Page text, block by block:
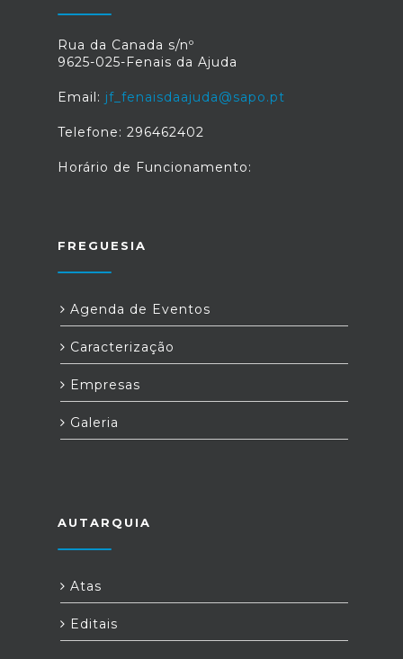
Rua da Canada s/nº
9625-025-Fenais da Ajuda
Email: jf_fenaisdaajuda@sapo.pt
Telefone: 296462402
Horário de Funcionamento:
FREGUESIA
Agenda de Eventos
Caracterização
Empresas
Galeria
AUTARQUIA
Atas
Editais